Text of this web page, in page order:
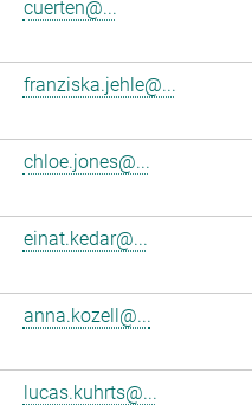
cuerten@...
franziska.jehle@...
chloe.jones@...
einat.kedar@...
anna.kozell@...
lucas.kuhrts@...